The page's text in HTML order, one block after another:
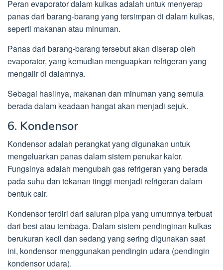
Peran evaporator dalam kulkas adalah untuk menyerap
panas dari barang-barang yang tersimpan di dalam kulkas,
seperti makanan atau minuman.
Panas dari barang-barang tersebut akan diserap oleh
evaporator, yang kemudian menguapkan refrigeran yang
mengalir di dalamnya.
Sebagai hasilnya, makanan dan minuman yang semula
berada dalam keadaan hangat akan menjadi sejuk.
6. Kondensor
Kondensor adalah perangkat yang digunakan untuk
mengeluarkan panas dalam sistem penukar kalor.
Fungsinya adalah mengubah gas refrigeran yang berada
pada suhu dan tekanan tinggi menjadi refrigeran dalam
bentuk cair.
Kondensor terdiri dari saluran pipa yang umumnya terbuat
dari besi atau tembaga. Dalam sistem pendinginan kulkas
berukuran kecil dan sedang yang sering digunakan saat
ini, kondensor menggunakan pendingin udara (pendingin
kondensor udara).